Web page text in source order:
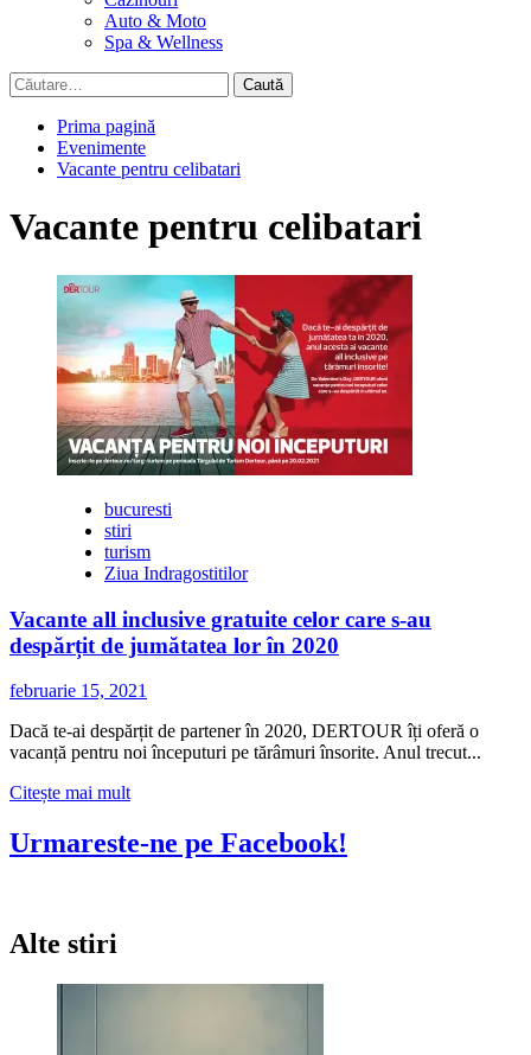
Auto & Moto
Spa & Wellness
Caută
după:
Prima pagină
Evenimente
Vacante pentru celibatari
Vacante pentru celibatari
bucuresti
stiri
turism
Ziua Indragostitilor
Vacante all inclusive gratuite celor care s-au
despărțit de jumătatea lor în 2020
februarie 15, 2021
Dacă te-ai despărțit de partener în 2020, DERTOUR îți oferă o
vacanță pentru noi începuturi pe tărâmuri însorite. Anul trecut...
Citește mai multCitește
despre
care
Urmareste-ne pe Facebook!
Alte stiri